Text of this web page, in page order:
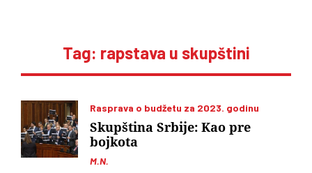
Tag: rapstava u skupštini
Rasprava o budžetu za 2023. godinu
M.N.
Skupština Srbije: Kao pre
bojkota